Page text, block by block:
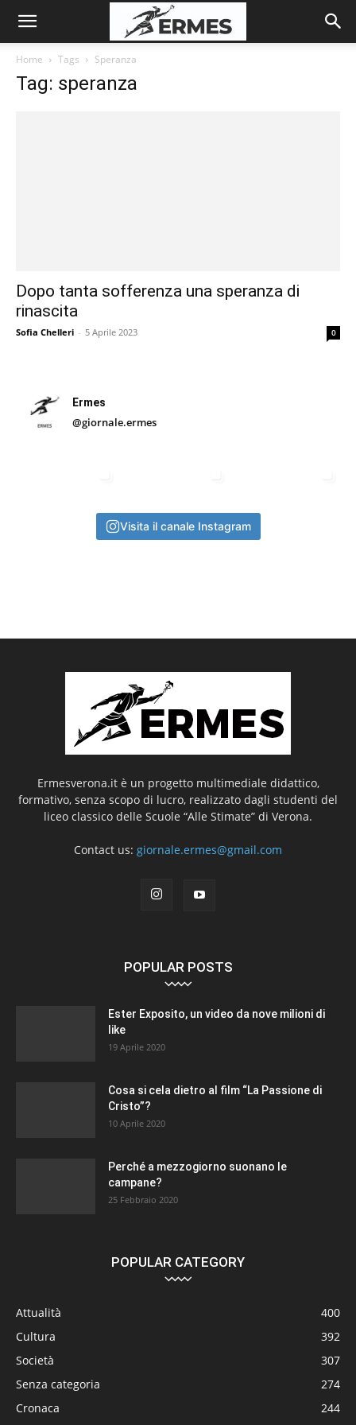
Home Tags Speranza
Tag: speranza
Dopo tanta sofferenza una speranza di
rinascita
Sofia Chelleri - 5 Aprile 2023 0
Ermes
@giornale.ermes
Visita il canale Instagram
Ermesverona.it è un progetto multimediale didattico,
formativo, senza scopo di lucro, realizzato dagli studenti del
liceo classico delle Scuole “Alle Stimate” di Verona.
Contact us: giornale.ermes@gmail.com
POPULAR POSTS
Ester Exposito, un video da nove milioni di
like
19 Aprile 2020
Cosa si cela dietro al film “La Passione di
Cristo”?
10 Aprile 2020
Perché a mezzogiorno suonano le
campane?
25 Febbraio 2020
POPULAR CATEGORY
Attualità
400
Cultura
392
Società
307
Senza categoria
274
Cronaca
244